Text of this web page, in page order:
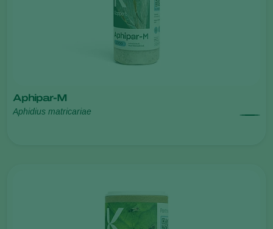
Aphipar-M
Aphidius matricariae